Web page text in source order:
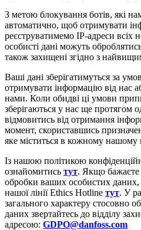
З метою блокування ботів, які
автоматично, щоб отримувати
реєструватимемо IP-адреси всіх
особисті дані можуть
також захищені згідно з
Ваші дані зберігатимуться за
отримувати інформацію від нас
нами. Коли обидві ці умови
зберігаються у нас ще протягом
відмовитись від отримання
момент, скориставшись
яке міститься в кожному нашому
Із нашою політикою
ознайомитись тут. Якщо бажаєте
обробки ваших особистих даних,
нашої лінії Ethics Hotline тут. У
загального характеру стосовно
даних звертайтесь до відділу
адресою: GDPO@danfoss.com